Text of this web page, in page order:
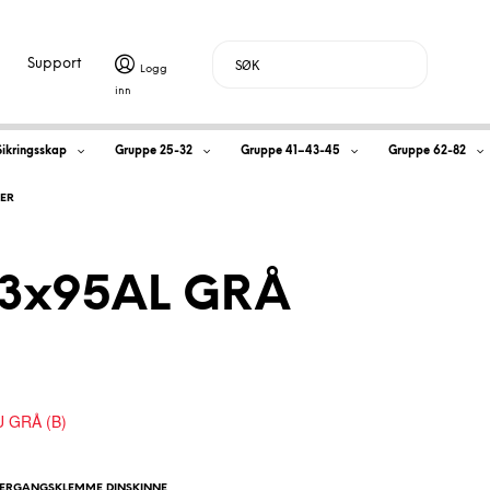
Sikringsskap Gruppe 25-32 Gruppe 41–43-45 Gruppe 62-82
Support
GRÅ
GRÅ (B)
H